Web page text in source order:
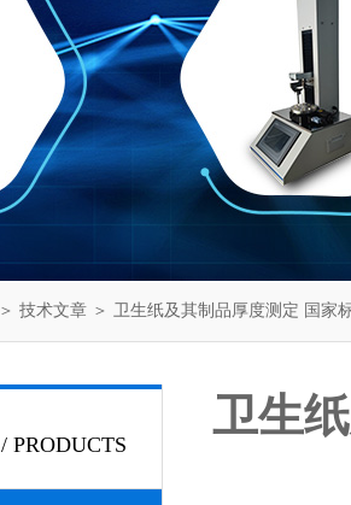
＞ 技术文章 ＞ 卫生纸及其制品厚度测定 国家
/ PRODUCTS
卫生